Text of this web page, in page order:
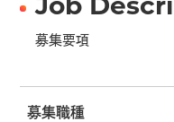
Job
募集要項
募集職種